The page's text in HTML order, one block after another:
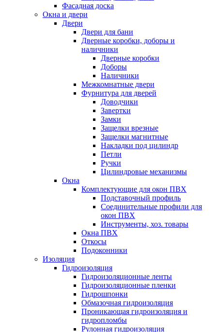
Фасадная доска
Окна и двери
Двери
Двери для бани
Дверные коробки, доборы и
наличники
Дверные коробки
Доборы
Наличники
Межкомнатные двери
Фурнитура для дверей
Доводчики
Завертки
Замки
Защелки врезные
Защелки магнитные
Накладки под цилиндр
Петли
Ручки
Цилиндровые механизмы
Окна
Комплектующие для окон ПВХ
Подставочный профиль
Соединительные профили для
окон ПВХ
Инструменты, хоз. товары
Окна ПВХ
Откосы
Подоконники
Изоляция
Гидроизоляция
Гидроизоляционные ленты
Гидроизоляционные пленки
Гидрошпонки
Обмазочная гидроизоляция
Проникающая гидроизоляция и
гидропломбы
Рулонная гидроизоляция